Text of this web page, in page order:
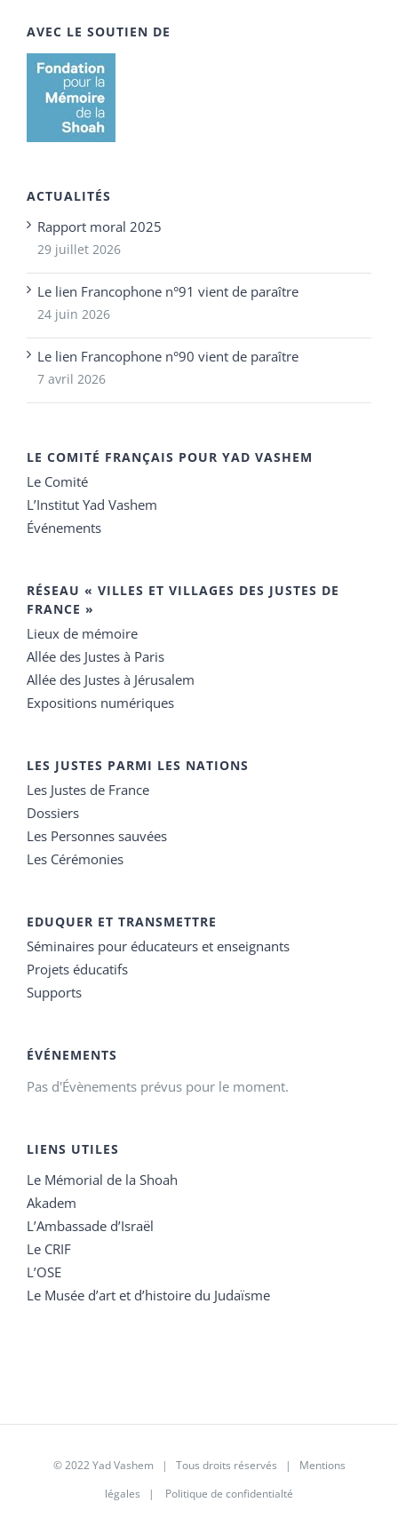
AVEC LE SOUTIEN DE
ACTUALITÉS
Rapport moral 2025
29 juillet 2026
Le lien Francophone n°91 vient de paraître
24 juin 2026
Le lien Francophone n°90 vient de paraître
7 avril 2026
LE COMITÉ FRANÇAIS POUR YAD VASHEM
Le Comité
L’Institut Yad Vashem
Événements
RÉSEAU « VILLES ET VILLAGES DES JUSTES DE
FRANCE »
Lieux de mémoire
Allée des Justes à Paris
Allée des Justes à Jérusalem
Expositions numériques
LES JUSTES PARMI LES NATIONS
Les Justes de France
Dossiers
Les Personnes sauvées
Les Cérémonies
EDUQUER ET TRANSMETTRE
Séminaires pour éducateurs et enseignants
Projets éducatifs
Supports
ÉVÉNEMENTS
Pas d'Évènements prévus pour le moment.
LIENS UTILES
Le Mémorial de la Shoah
Akadem
L’Ambassade d’Israël
Le CRIF
L’OSE
Le Musée d’art et d’histoire du Judaïsme
© 2022 Yad Vashem | Tous droits réservés | Mentions
légales | Politique de confidentialté